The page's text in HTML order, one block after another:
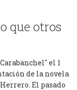
que otros
el 1
de la novela
El pasado